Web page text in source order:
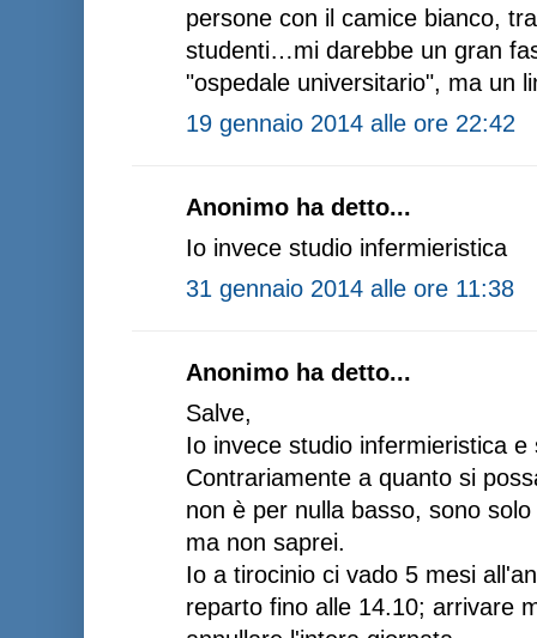
persone con il camice bianco,
studenti…mi darebbe un gran
"ospedale universitario", ma un
19 gennaio 2014 alle ore 22:42
Anonimo ha detto...
Io invece studio infermieristica
31 gennaio 2014 alle ore 11:38
Anonimo ha detto...
Salve,
Io invece studio infermieristica
Contrariamente a quanto si
non è per nulla basso, sono
ma non saprei.
Io a tirocinio ci vado 5 mesi
reparto fino alle 14.10; arrivare